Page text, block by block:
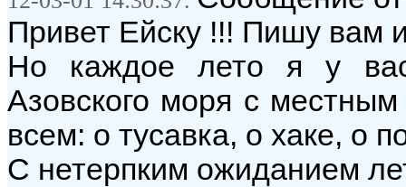
Привет Ейску !!! Пишу вам
Но каждое лето я у
Азовского моря с
всем: о тусавка, о хаке, о
С нетерпким ожиданием